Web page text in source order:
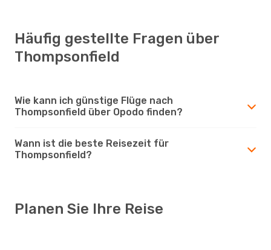
Häufig gestellte Fragen über
Thompsonfield
Wie kann ich günstige Flüge nach
Thompsonfield über Opodo finden?
Wann ist die beste Reisezeit für
Thompsonfield?
Planen Sie Ihre Reise